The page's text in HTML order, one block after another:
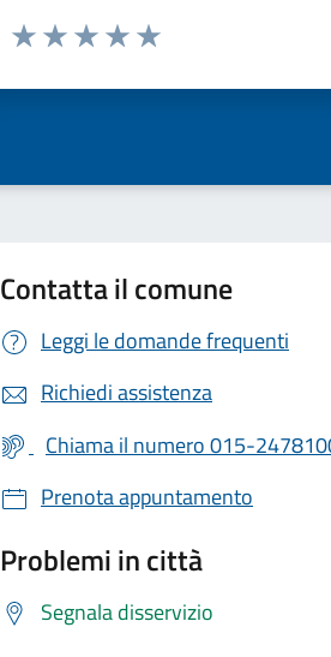
Valuta da 1 a 5 stelle la pagina
Contatta il comune
Leggi le domande frequenti
Richiedi assistenza
Chiama il numero 015-
Prenota appuntamento
Problemi in città
Segnala disservizio